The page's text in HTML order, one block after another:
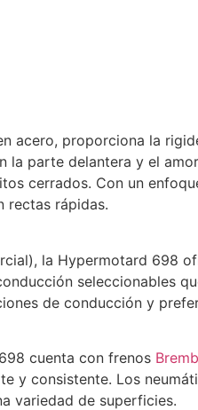
acero, proporciona la
la parte delantera y el
cerrados. Con un
rectas rápidas.
la Hypermotard 698
seleccionables
de conducción y
cuenta con frenos
y consistente. Los
variedad de superficies.